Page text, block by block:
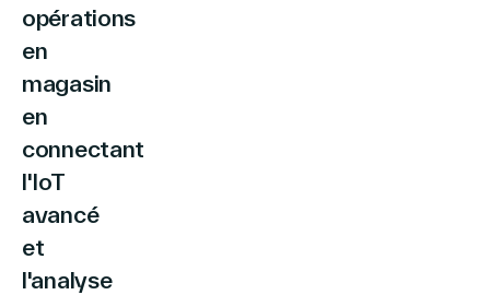
Investisseurs
Partenaires
Carrières
opérations
en
magasin
en
connectant
l'IoT
avancé
et
l'analyse